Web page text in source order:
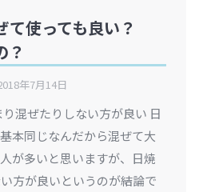
て使っても良い？
？
年7月14日
混ぜたりしない方が良い 日
本同じなんだから混ぜて大
が多いと思いますが、日焼
方が良いというのが結論で